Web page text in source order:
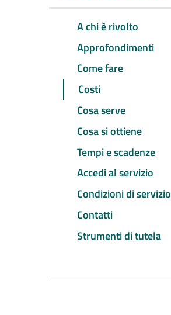
A chi è rivolto
Approfondimenti
Come fare
Costi
Cosa serve
Cosa si ottiene
Tempi e scadenze
Accedi al servizio
Condizioni di servizio
Contatti
Strumenti di tutela